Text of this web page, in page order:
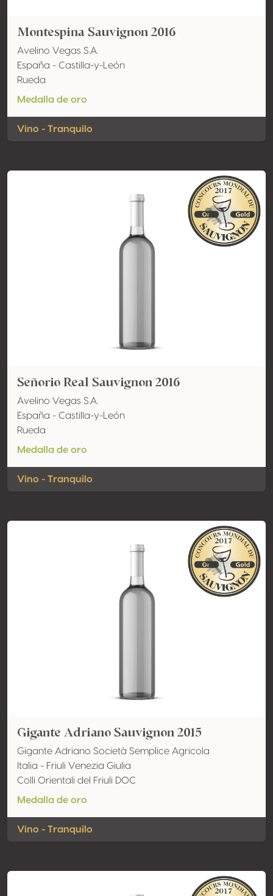
Montespina Sauvignon 2016
Avelino Vegas S.A.
España - Castilla-y-León
Rueda
Medalla de oro
Vino - Tranquilo
Señorio Real Sauvignon 2016
Avelino Vegas S.A.
España - Castilla-y-León
Rueda
Medalla de oro
Vino - Tranquilo
Gigante Adriano Sauvignon 2015
Gigante Adriano Società Semplice Agricola
Italia - Friuli Venezia Giulia
Colli Orientali del Friuli DOC
Medalla de oro
Vino - Tranquilo